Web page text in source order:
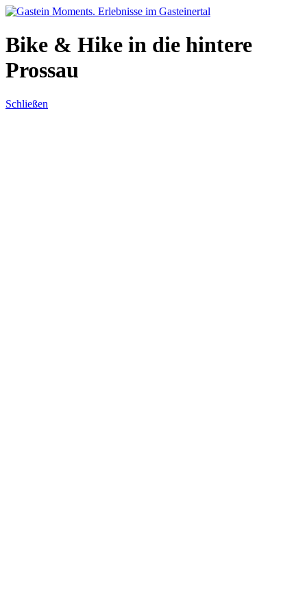
Direkt zum Inhalt
Bike & Hike in die hintere
Prossau
Schließen